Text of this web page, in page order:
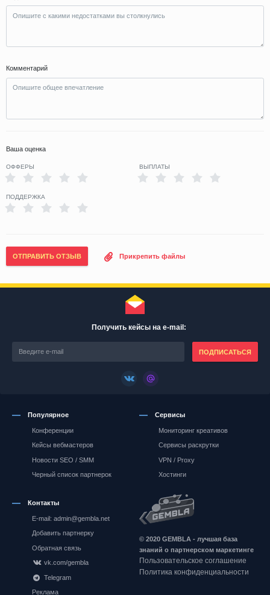
Комментарий
Ваша оценка
ОФФЕРЫ ВЫПЛАТЫ
ПОДДЕРЖКА
ОТПРАВИТЬ ОТЗЫВ Прикрепить файлы
Получить кейсы на e-mail:
ПОДПИСАТЬСЯ
Популярное
Конференции
Кейсы вебмастеров
Новости SEO / SMM
Черный список партнерок
Сервисы
Мониторинг креативов
Сервисы раскрутки
VPN / Proxy
Хостинги
Контакты
E-mail: admin@gembla.net
Добавить партнерку
Обратная связь
vk.com/gembla
Telegram
Реклама
© 2020 GEMBLA - лучшая база
знаний о партнерском маркетинге
Пользовательское соглашение
Политика конфиденциальности